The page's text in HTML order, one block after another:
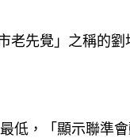
老先覺」之稱的
低，「顯示聯準